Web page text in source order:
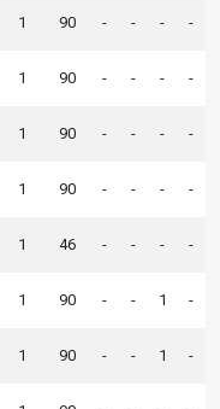
1 90 - - - -
1 90 - - - -
1 90 - - - -
1 90 - - - -
1 46 - - - -
1 90 - - 1 -
1 90 - - 1 -